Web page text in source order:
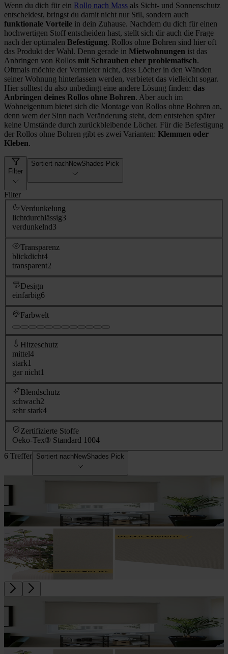
Wenn du dich für ein Rollo nach Mass als Sicht- und Sonnenschutz
entscheidest, bringst du damit nicht nur Stil, sondern auch
funktionale Vorteile in dein Zuhause. Nachdem du dich für einen
hochwertigen Stoff entscheiden hast, stellt sich dir auch die Frage
nach der optimalen Befestigung. Rollos ohne Bohren sind hier oft
das Produkt der Wahl. Denn gerade in Mietwohnungen ist das
Anbringen von Rollos mit Schrauben eher problematisch.
Oftmals möchte der Vermieter nicht, dass Löcher in den Wänden
seiner Wohnung hinterlassen werden, verbietet das vielleicht sogar.
Hier solltest du also unbedingt eine andere Lösung finden: das
Anbringen deines Rollos ohne Bohren. Aber auch im
Wohneigentum bietet sich die Montage von Rollos ohne Bohren an,
denn wem der Sinn nach Veränderung steht, dem entstehen später
keine Umstände durch zurückbleibende Löcher. Für die Befestigung
der Rollos ohne Bohren gibt es zwei Varianten: Klemmen oder
Kleben.
Filter
Sortiert nachNewShades Pick
Filter
Verdunkelung
lichtdurchlässig3
verdunkelnd3
Transparenz
blickdicht4
transparent2
Design
einfarbig6
Farbwelt
Hitzeschutz
mittel4
stark1
gar nicht1
Blendschutz
schwach2
sehr stark4
Zertifizierte Stoffe
Oeko-Tex® Standard 1004
6 Treffer Sortiert nachNewShades Pick